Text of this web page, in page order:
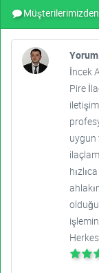
İncek
Pire
uygun